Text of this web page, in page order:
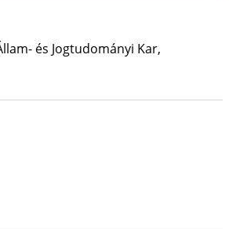
és Jogtudományi Kar,